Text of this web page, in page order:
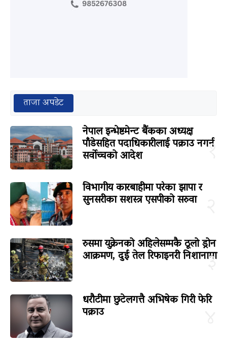
ताजा अपडेट
१
नेपाल इन्भेष्टमेन्ट बैंकका अध्यक्ष
पाँडेसहित पदाधिकारीलाई पक्राउ नगर्न
सर्वोच्चको आदेश
विभागीय कारबाहीमा परेका झापा र
सुनसरीका सशस्त्र एसपीको सरुवा
३
रुसमा युक्रेनको अहिलेसम्मकै ठूलो ड्रोन
आक्रमण, दुई तेल रिफाइनरी निशानामा
धरौटीमा छुटेलगत्तै अभिषेक गिरी फेरि
पक्राउ